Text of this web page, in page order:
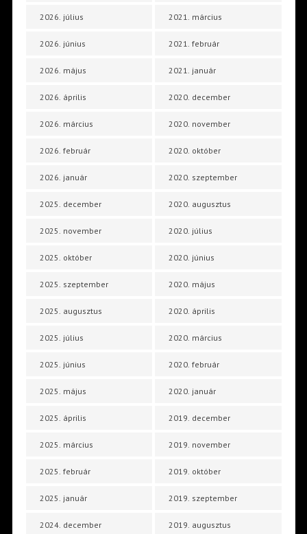
2026. július
2026. június
2026. május
2026. április
2026. március
2026. február
2026. január
2025. december
2025. november
2025. október
2025. szeptember
2025. augusztus
2025. július
2025. június
2025. május
2025. április
2025. március
2025. február
2025. január
2024. december
2021. március
2021. február
2021. január
2020. december
2020. november
2020. október
2020. szeptember
2020. augusztus
2020. július
2020. június
2020. május
2020. április
2020. március
2020. február
2020. január
2019. december
2019. november
2019. október
2019. szeptember
2019. augusztus